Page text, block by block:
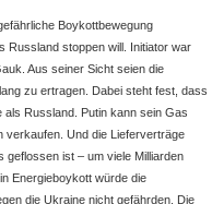
Boykottbewegung
Russland stoppen will. Initiator war
Aus seiner Sicht seien die
zu ertragen. Dabei steht fest, dass
Russland. Putin kann sein Gas
verkaufen. Und die Lieferverträge
ist – um viele Milliarden
Energieboykott würde die
die Ukraine nicht gefährden. Die